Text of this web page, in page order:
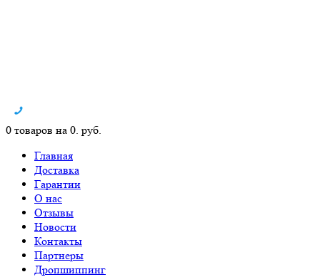
0 товаров на 0. руб.
Главная
Доставка
Гарантии
О нас
Отзывы
Новости
Контакты
Партнеры
Дропшиппинг